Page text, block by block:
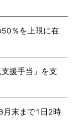
％を上限に在
援手当」を支
月末まで1日2時